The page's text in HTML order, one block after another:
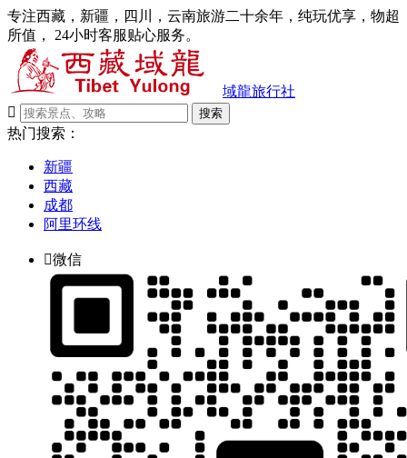
专注西藏，新疆，四川，云南旅游二十余年，纯玩优享，物超
所值， 24小时客服贴心服务。
域龍旅行社

搜索
热门搜索：
新疆
西藏
成都
阿里环线
微信